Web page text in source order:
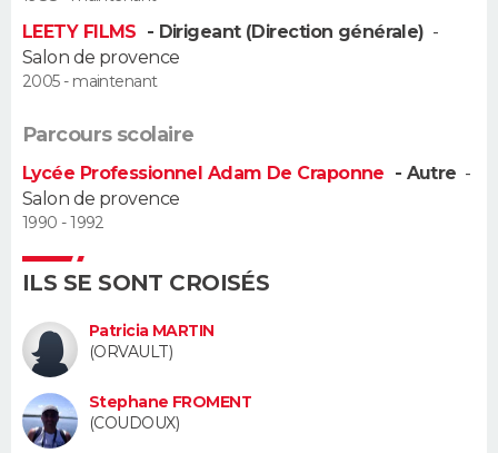
Alimentation
Guide de la santé
Maladies
Médicaments
Sommeil
VOYAGE
BONS PLANS
CARTE DE VOEUX
Dictionnaire
Biographies
Citations
Expressions
Proverbes
PROGRAMME TV
COPAINS D'AVANT
LEETY FILMS - Dirigeant (Direction générale) -
Salon de provence
2005 - maintenant
Parcours scolaire
Lycée Professionnel Adam De Craponne - Autre -
Salon de provence
1990 - 1992
ILS SE SONT CROISÉS
Patricia MARTIN
(ORVAULT)
Stephane FROMENT
(COUDOUX)